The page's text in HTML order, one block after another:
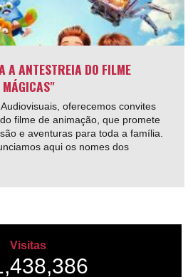
A ANTESTREIA DO FILME
oferecemos convites
filme de animação, que promete
e aventuras para toda a família.
aqui os nomes dos
Visitas